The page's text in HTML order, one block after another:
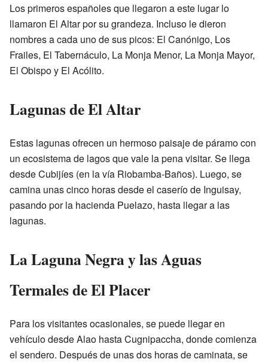
Los primeros españoles que llegaron a este lugar lo
llamaron El Altar por su grandeza. Incluso le dieron
nombres a cada uno de sus picos: El Canónigo, Los
Frailes, El Tabernáculo, La Monja Menor, La Monja Mayor,
El Obispo y El Acólito.
Lagunas de El Altar
Estas lagunas ofrecen un hermoso paisaje de páramo con
un ecosistema de lagos que vale la pena visitar. Se llega
desde Cubijíes (en la vía Riobamba-Baños). Luego, se
camina unas cinco horas desde el caserío de Inguisay,
pasando por la hacienda Puelazo, hasta llegar a las
lagunas.
La Laguna Negra y las Aguas
Termales de El Placer
Para los visitantes ocasionales, se puede llegar en
vehículo desde Alao hasta Cugnipaccha, donde comienza
el sendero. Después de unas dos horas de caminata, se